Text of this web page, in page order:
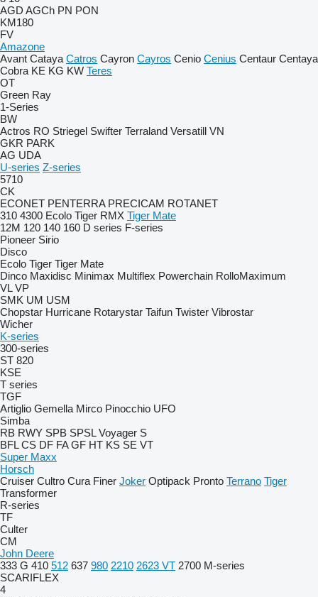
AGD AGCh PN PON
KM180
FV
Amazone
Avant Cataya Catros Cayron Cayros Cenio Cenius Centaur Centaya
Cobra KE KG KW Teres
OT
Green Ray
1-Series
BW
Actros RO Striegel Swifter Terraland Versatill VN
GKR PARK
AG UDA
U-series Z-series
5710
CK
ECONET PENTERRA PRECICAM ROTANET
310 4300 Ecolo Tiger RMX Tiger Mate
12M 120 140 160 D series F-series
Pioneer Sirio
Disco
Ecolo Tiger Tiger Mate
Dinco Maxidisc Minimax Multiflex Powerchain RolloMaximum
VL VP
SMK UM USM
Chopstar Hurricane Rotarystar Taifun Twister Vibrostar
Wicher
K-series
300-series
ST 820
KSE
T series
TGF
Artiglio Gemella Mirco Pinocchio UFO
Simba
RB RWY SPB SPSL Voyager S
BFL CS DF FA GF HT KS SE VT
Super Maxx
Horsch
Cruiser Cultro Cura Finer Joker Optipack Pronto Terrano Tiger
Transformer
R-series
TF
Culter
CM
John Deere
333 G 410 512 637 980 2210 2623 VT 2700 M-series
SCARIFLEX
4